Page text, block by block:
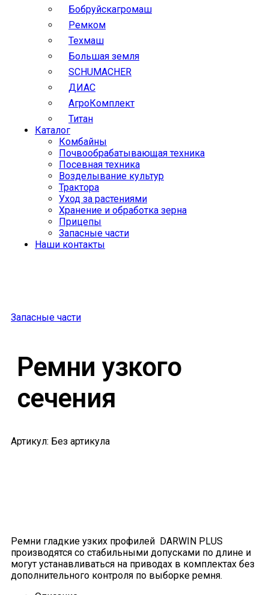
Бобруйскагромаш
Ремком
Техмаш
Большая земля
SCHUMACHER
ДИАС
АгроКомплект
Титан
Каталог
Комбайны
Почвообрабатывающая техника
Посевная техника
Возделывание культур
Трактора
Уход за растениями
Хранение и обработка зерна
Прицепы
Запасные части
Наши контакты
Запасные части
Ремни узкого
сечения
Артикул: Без артикула
Ремни гладкие узких профилей DARWIN PLUS
производятся со стабильными допусками по длине и
могут устанавливаться на приводах в комплектах без
дополнительного контроля по выборке ремня.